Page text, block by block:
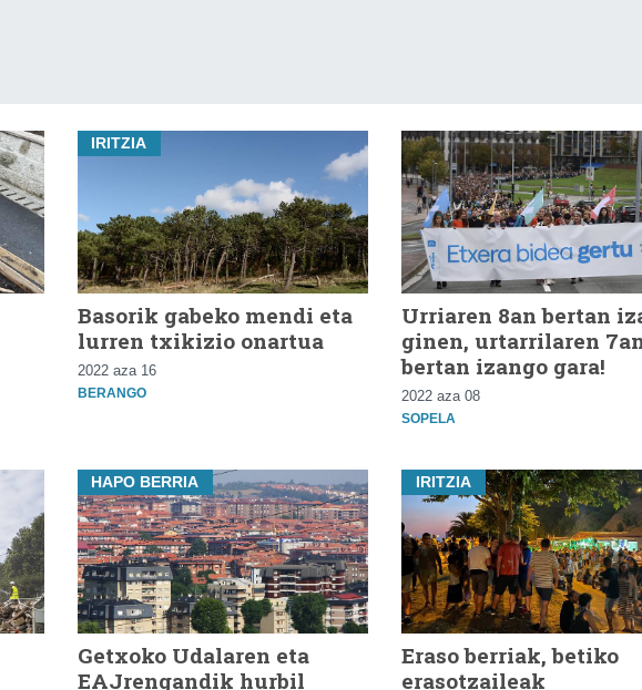
IRITZIA
Basorik gabeko mendi eta
lurren txikizio onartua
2022 aza 16
BERANGO
Urriaren 8an bertan
ginen, urtarrilaren
bertan izango gara!
2022 aza 08
SOPELA
HAPO BERRIA
Getxoko Udalaren eta
EAJrengandik hurbil
IRITZIA
Eraso berriak, betiko
erasotzaileak